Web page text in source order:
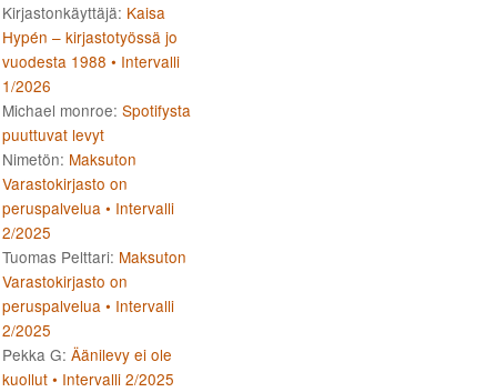
Kirjastonkäyttäjä: Kaisa
Hypén – kirjastotyössä jo
vuodesta 1988 • Intervalli
1/2026
Michael monroe: Spotifysta
puuttuvat levyt
Nimetön: Maksuton
Varastokirjasto on
peruspalvelua • Intervalli
2/2025
Tuomas Pelttari: Maksuton
Varastokirjasto on
peruspalvelua • Intervalli
2/2025
Pekka G: Äänilevy ei ole
kuollut • Intervalli 2/2025